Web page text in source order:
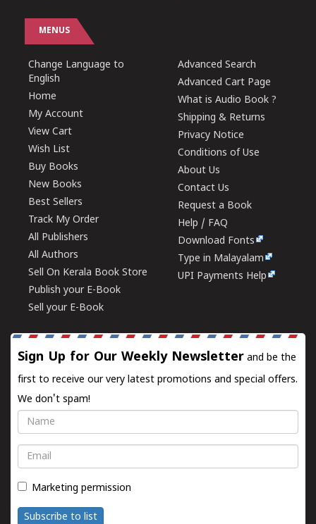
MENUS
Change Language to
English
Home
My Account
View Cart
Wish List
Buy Books
New Books
Best Sellers
Track My Order
All Publishers
All Authors
Sell On Kerala Book Store
Publish your E-Book
Sell your E-Book
Advanced Search
Advanced Cart Page
What is Audio Book ?
Shipping & Returns
Privacy Notice
Conditions of Use
About Us
Contact Us
Request a Book
Help / FAQ
Download Fonts
Type in Malayalam
UPI Payments Help
Sign Up for Our Weekly Newsletter and be the
first to receive our very latest promotions and special offers.
We don't spam!
Name
Email
Marketing permission
Subscribe to list